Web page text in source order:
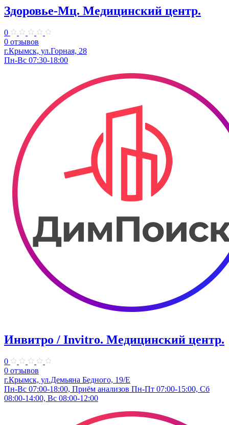
Здоровье-Мц. Медицинский центр.
0
0 отзывов
г.Крымск, ул.Горная, 28
Пн-Вс 07:30-18:00
Инвитро / Invitro. Медицинский центр.
0
0 отзывов
г.Крымск, ул.Демьяна Бедного, 19/Е
Пн-Вс 07:00-18:00, Приём анализов Пн-Пт 07:00-15:00, Сб
08:00-14:00, Вс 08:00-12:00